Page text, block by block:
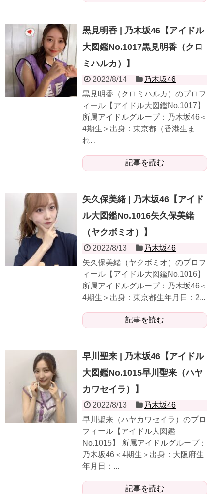
黒見明香 | 乃木坂46【アイドル
大図鑑No.1017黒見明香（クロ
ミハルカ）】
2022/8/14
乃木坂46
黒見明香（クロミハルカ）のプロフ
ィール【アイドル大図鑑No.1017】
所属アイドルグループ：乃木坂46＜
4期生＞出身：東京都（香港生ま
れ...
記事を読む
矢久保美緒 | 乃木坂46【アイド
ル大図鑑No.1016矢久保美緒
（ヤクボミオ）】
2022/8/13
乃木坂46
矢久保美緒（ヤクボミオ）のプロフ
ィール【アイドル大図鑑No.1016】
所属アイドルグループ：乃木坂46＜
4期生＞出身：東京都生年月日：2...
記事を読む
早川聖来 | 乃木坂46【アイドル
大図鑑No.1015早川聖来（ハヤ
カワセイラ）】
2022/8/13
乃木坂46
早川聖来（ハヤカワセイラ）のプロ
フィール【アイドル大図鑑
No.1015】 所属アイドルグループ：
乃木坂46＜4期生＞出身：大阪府生
年月日：...
記事を読む